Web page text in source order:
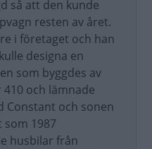
så att den kunde
resten av året.
i företaget och han
designa en
som byggdes av
och lämnade
Constant och sonen
1987
husbilar från